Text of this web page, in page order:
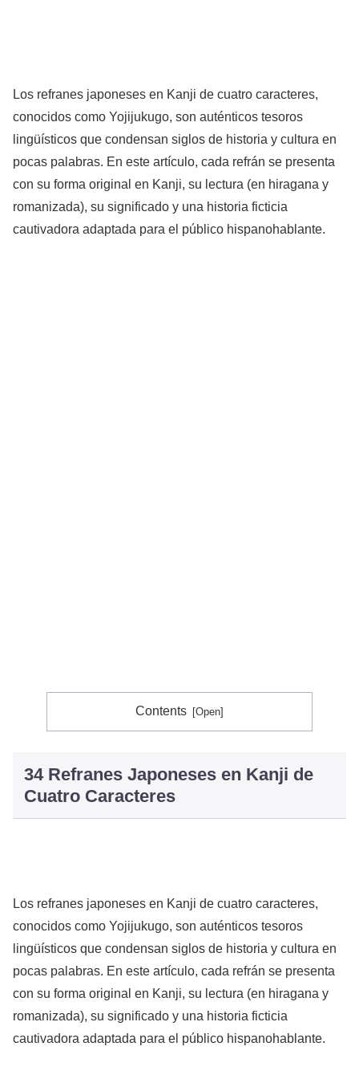
Los refranes japoneses en Kanji de cuatro caracteres,
conocidos como Yojijukugo, son auténticos tesoros
lingüísticos que condensan siglos de historia y cultura en
pocas palabras. En este artículo, cada refrán se presenta
con su forma original en Kanji, su lectura (en hiragana y
romanizada), su significado y una historia ficticia
cautivadora adaptada para el público hispanohablante.
Contents
34 Refranes Japoneses en Kanji de
Cuatro Caracteres
Los refranes japoneses en Kanji de cuatro caracteres,
conocidos como Yojijukugo, son auténticos tesoros
lingüísticos que condensan siglos de historia y cultura en
pocas palabras. En este artículo, cada refrán se presenta
con su forma original en Kanji, su lectura (en hiragana y
romanizada), su significado y una historia ficticia
cautivadora adaptada para el público hispanohablante.